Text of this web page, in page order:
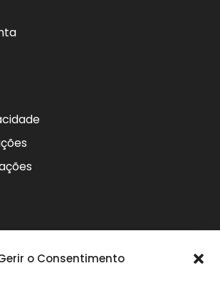
o Consentimento